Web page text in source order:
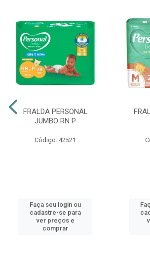
FRALDA PERSONAL
JUMBO RN P
Código: 42521
Faça seu login ou
cadastre-se para
ver preços e
comprar